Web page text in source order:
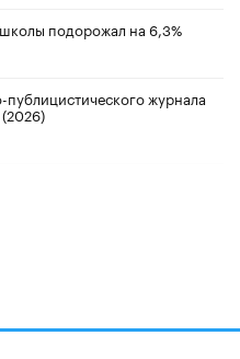
подорожал на 6,3%
журнала